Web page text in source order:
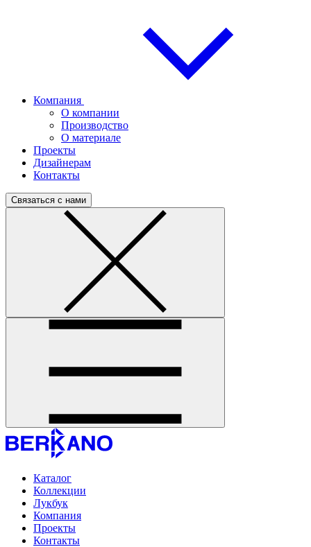
Компания
О компании
Производство
О материале
Проекты
Дизайнерам
Контакты
Связаться с нами
Каталог
Коллекции
Лукбук
Компания
Проекты
Контакты